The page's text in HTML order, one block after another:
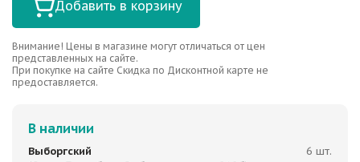
Добавить в корзину
Внимание! Цены в магазине могут отличаться от цен
представленных на сайте.
При покупке на сайте Скидка по Дисконтной карте не
предоставляется.
В наличии
Выборгский
6 шт.